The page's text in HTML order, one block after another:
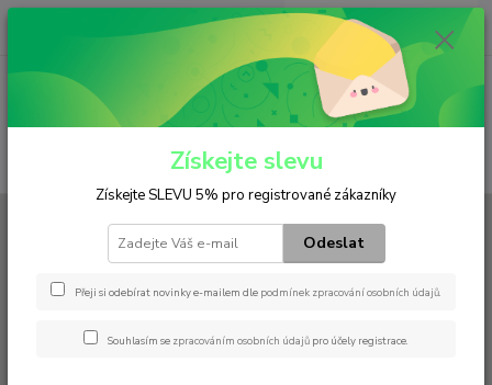
(Po-Pá, 6:30-15 hod.)
ks
0 Kč
W 935/2
Získejte slevu
Získejte SLEVU 5% pro registrované zákazníky
Odeslat
Přeji si odebírat novinky e-mailem dle podmínek zpracování osobních údajů.
Souhlasím se zpracováním osobních údajů pro účely registrace.